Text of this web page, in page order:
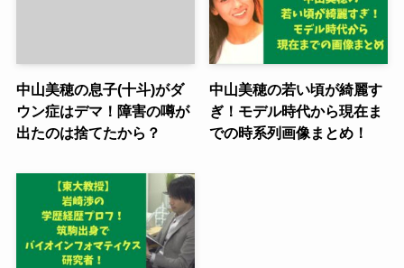
中山美穂の息子(十斗)がダ
ウン症はデマ！障害の噂が
出たのは捨てたから？
中山美穂の若い頃が綺麗す
ぎ！モデル時代から現在ま
での時系列画像まとめ！